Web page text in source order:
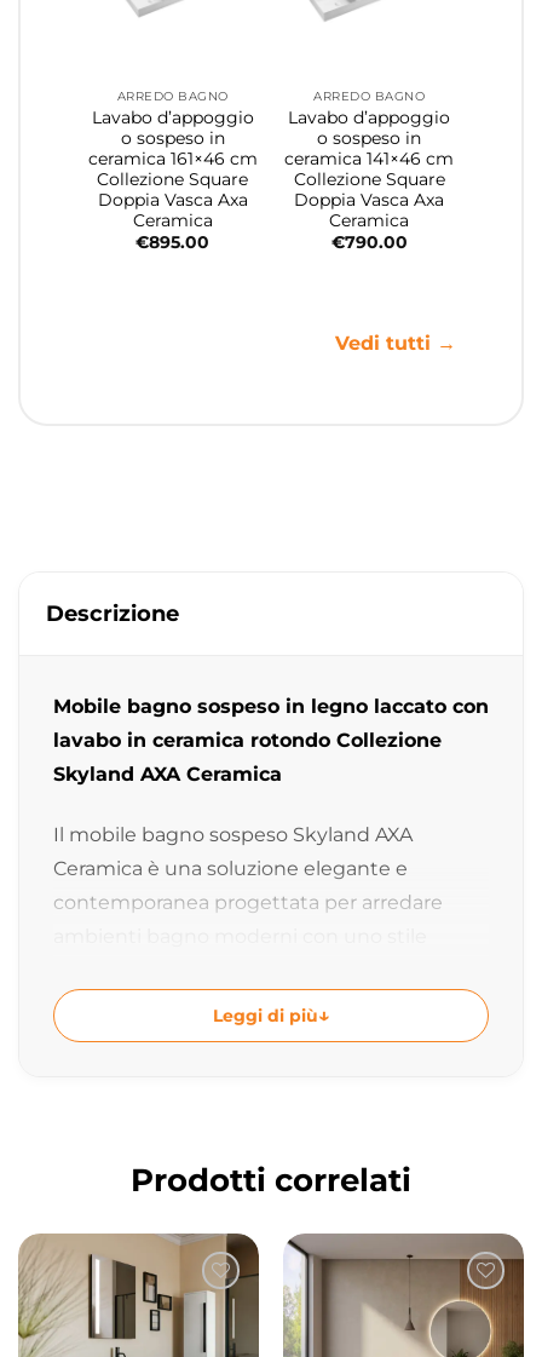
ARREDO BAGNO
Lavabo d’appoggio
o sospeso in
ceramica 161×46 cm
Collezione Square
Doppia Vasca Axa
Ceramica
€895.00
ARREDO BAGNO
Lavabo d’appoggio
o sospeso in
ceramica 141×46 cm
Collezione Square
Doppia Vasca Axa
Ceramica
€790.00
Vedi tutti →
Descrizione
Mobile bagno sospeso in legno laccato con
lavabo in ceramica rotondo Collezione
Skyland AXA Ceramica
Il mobile bagno sospeso Skyland AXA
Ceramica è una soluzione elegante e
contemporanea progettata per arredare
convesso in ceramica si integra
perfettamente con il mobile cilindrico
Alessandro Paolelli
La collezione Skyland nasce dall’incontro tra
il ceramic design di Giancarlo Angelelli e i
complementi progettati da Alessandro
Leggi di più
Prodotti correlati